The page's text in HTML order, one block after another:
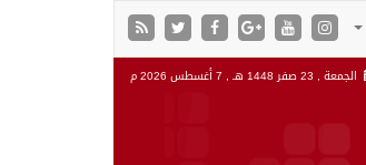
الجمعة , 23 صفر 1448 هـ , 7 أغسطس 2026 م